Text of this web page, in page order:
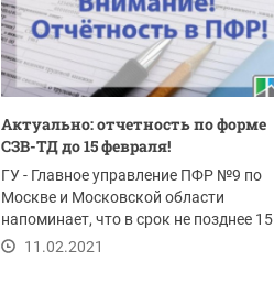
Актуально: отчетность по форме
СЗВ-ТД до 15 февраля!
ГУ - Главное управление ПФР №9 по
Москве и Московской области
напоминает, что в срок не позднее 15
февраля 2021...
11.02.2021